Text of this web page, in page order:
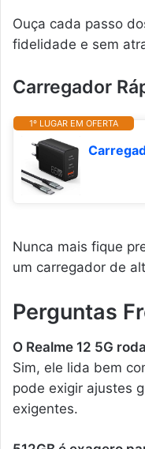
Ouça cada passo
fidelidade e sem
Carregador
1º LUGAR EM OFERTA
Nunca mais fique
um carregador de
Perguntas
O Realme 12 5G
Sim, ele lida bem
pode exigir ajustes
exigentes.